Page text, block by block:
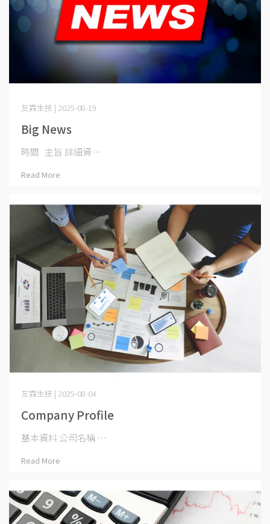
Big News
友霖生技 | 2025-08-19
時間 主旨 詳細資⋯
Read More
Company Profile
友霖生技 | 2025-08-04
基本資料 公司名稱 ⋯
Read More